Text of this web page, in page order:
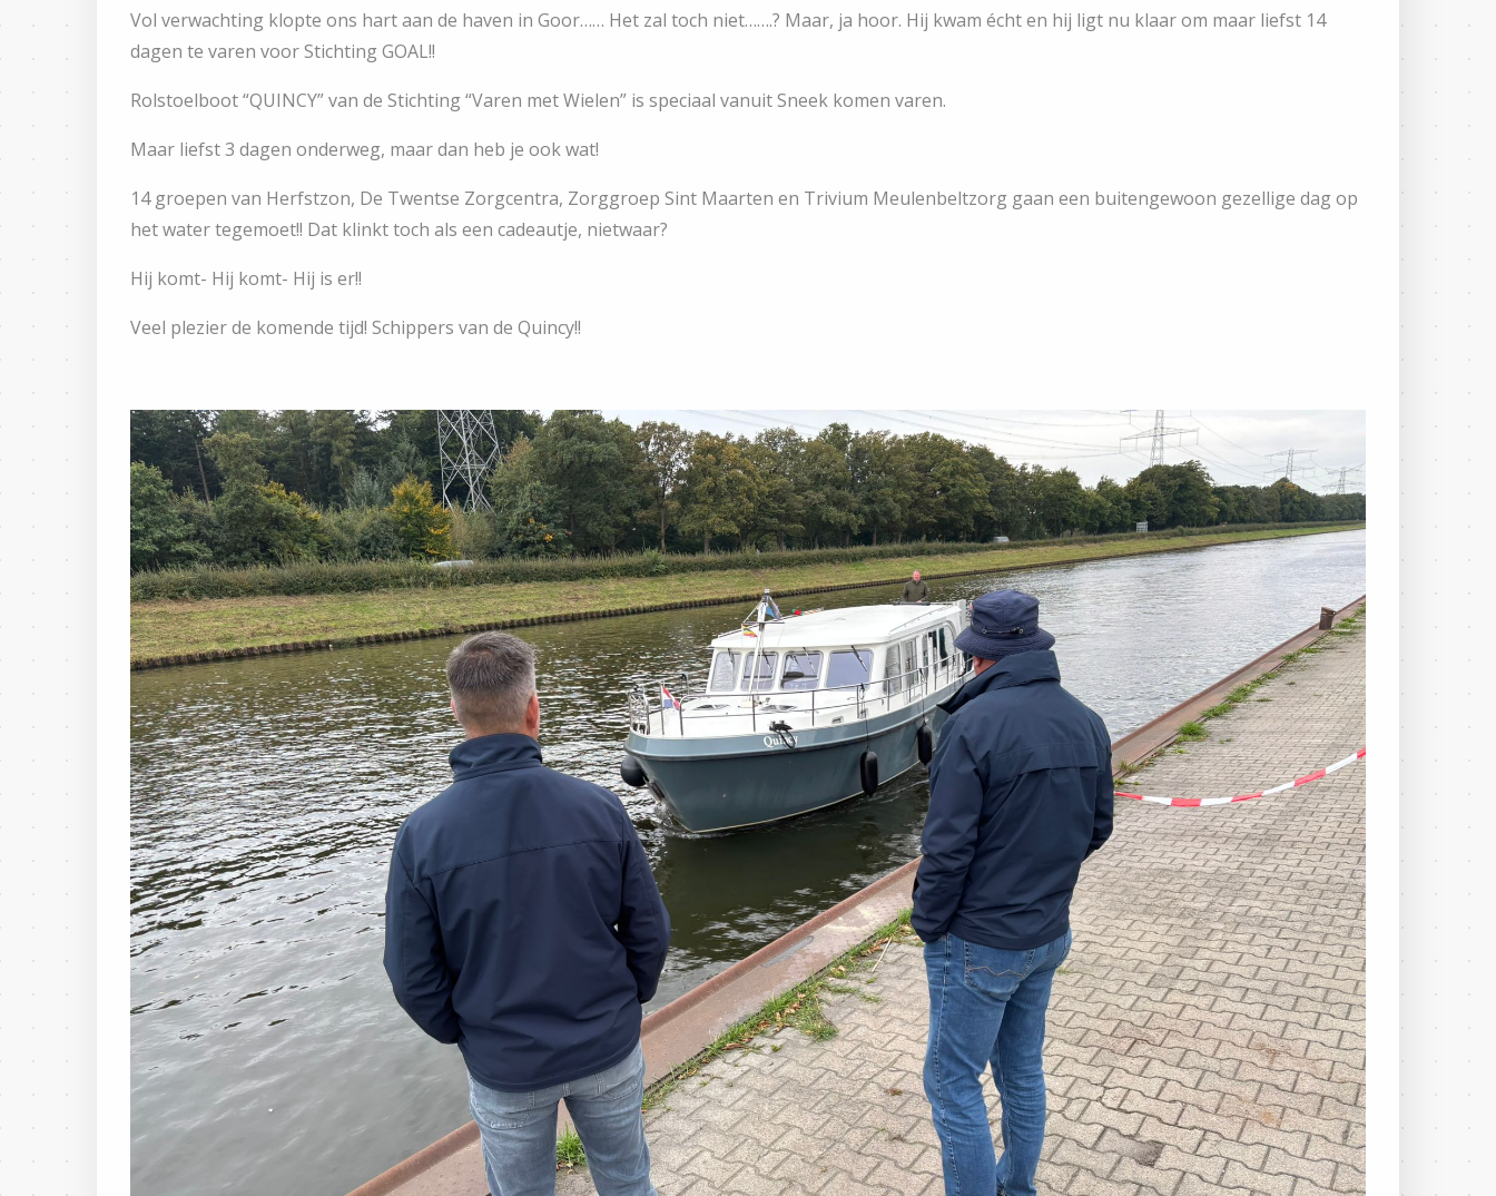
Vol verwachting klopte ons hart aan de haven in Goor…… Het zal toch niet…….? Maar, ja hoor. Hij kwam écht en hij ligt nu klaar om maar liefst 14
dagen te varen voor Stichting GOAL!!
Rolstoelboot “QUINCY” van de Stichting “Varen met Wielen” is speciaal vanuit Sneek komen varen.
Maar liefst 3 dagen onderweg, maar dan heb je ook wat!
14 groepen van Herfstzon, De Twentse Zorgcentra, Zorggroep Sint Maarten en Trivium Meulenbeltzorg gaan een buitengewoon gezellige dag op
het water tegemoet!! Dat klinkt toch als een cadeautje, nietwaar?
Hij komt- Hij komt- Hij is er!!
Veel plezier de komende tijd! Schippers van de Quincy!!